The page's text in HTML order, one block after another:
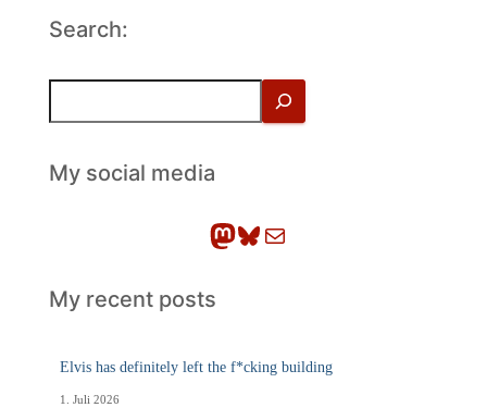
Search:
h
eMy social media
Mastodon Bluesky E-Mail
My recent posts
Elvis has definitely left the f*cking building
1. Juli 2026